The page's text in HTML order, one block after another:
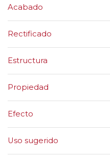
Acabado
Rectificado
Estructura
Propiedad
Efecto
Uso sugerido